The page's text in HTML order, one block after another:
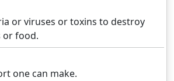
or viruses or toxins to destroy
or food.
one can make.